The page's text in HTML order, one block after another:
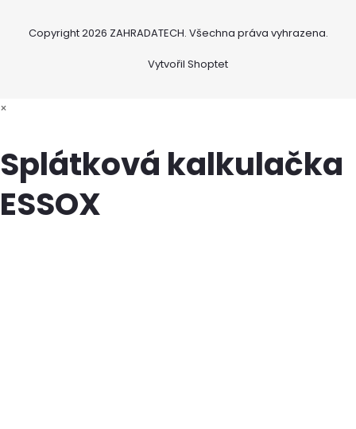
Vytvořil Shoptet
Copyright 2026 ZAHRADATECH. Všechna práva vyhrazena.
×
Splátková kalkulačka
ESSOX